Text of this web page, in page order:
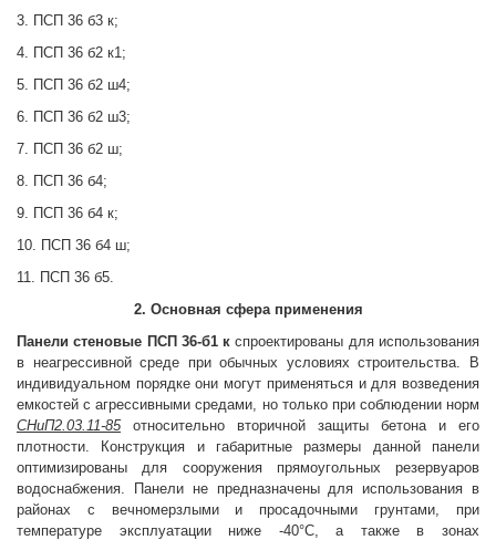
3. ПСП 36 б3 к;
4. ПСП 36 б2 к1;
5. ПСП 36 б2 ш4;
6. ПСП 36 б2 ш3;
7. ПСП 36 б2 ш;
8. ПСП 36 б4;
9. ПСП 36 б4 к;
10. ПСП 36 б4 ш;
11. ПСП 36 б5.
2. Основная сфера применения
Панели стеновые ПСП 36-б1 к спроектированы для использования
в неагрессивной среде при обычных условиях строительства. В
индивидуальном порядке они могут применяться и для возведения
емкостей с агрессивными средами, но только при соблюдении норм
СНиП2.03.11-85относительно вторичной защиты бетона и его
плотности. Конструкция и габаритные размеры данной панели
оптимизированы для сооружения прямоугольных резервуаров
водоснабжения. Панели не предназначены для использования в
районах с вечномерзлыми и просадочными грунтами, при
температуре эксплуатации ниже -40°С, а также в зонах